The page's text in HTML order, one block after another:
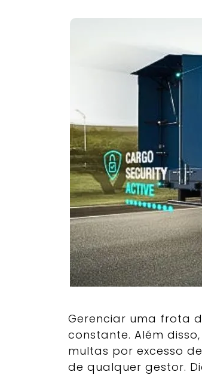
Gerenciar uma frota
constante. Além
multas por excesso
de qualquer gestor.